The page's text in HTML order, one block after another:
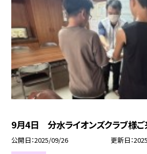
9月4日 分水ライオンズクラブ様
公開日 2025/09/26 更新日